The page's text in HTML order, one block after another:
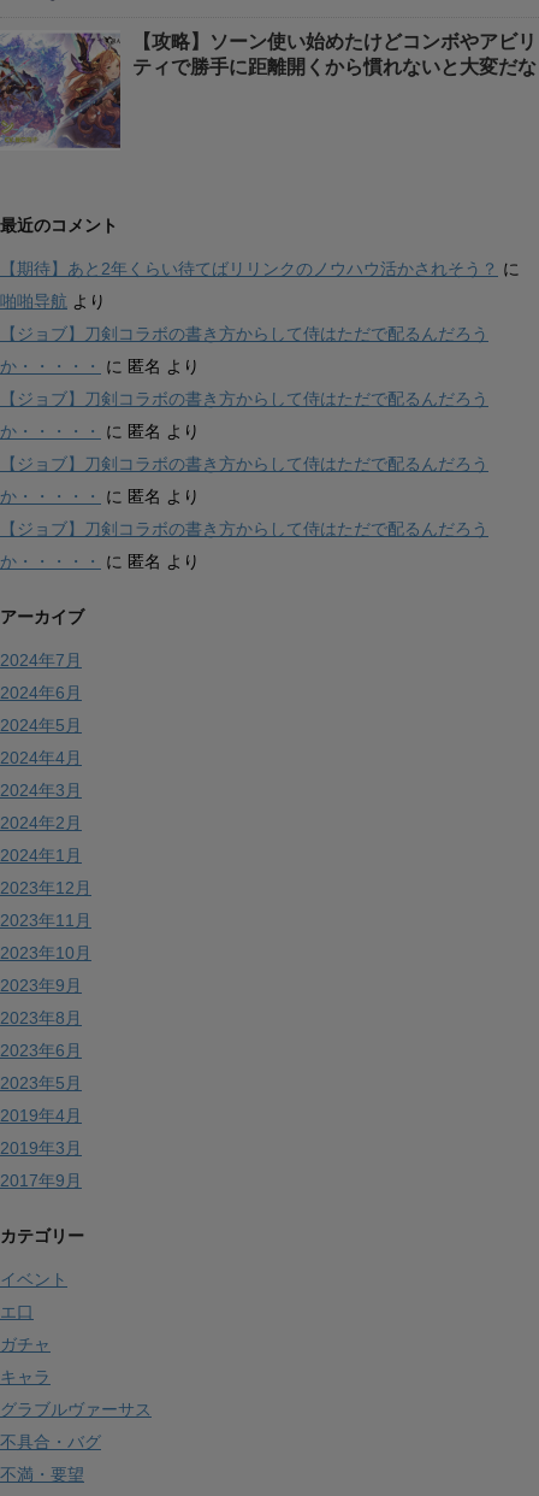
【攻略】ソーン使い始めたけどコンボやアビリ
ティで勝手に距離開くから慣れないと大変だな
最近のコメント
【期待】あと2年くらい待てばリリンクのノウハウ活かされそう？ に
啪啪导航 より
【ジョブ】刀剣コラボの書き方からして侍はただで配るんだろう
か・・・・・
に 匿名 より
【ジョブ】刀剣コラボの書き方からして侍はただで配るんだろう
か・・・・・
に 匿名 より
【ジョブ】刀剣コラボの書き方からして侍はただで配るんだろう
か・・・・・
に 匿名 より
【ジョブ】刀剣コラボの書き方からして侍はただで配るんだろう
か・・・・・
に 匿名 より
アーカイブ
2024年7月
2024年6月
2024年5月
2024年4月
2024年3月
2024年2月
2024年1月
2023年12月
2023年11月
2023年10月
2023年9月
2023年8月
2023年6月
2023年5月
2019年4月
2019年3月
2017年9月
カテゴリー
イベント
エ口
ガチャ
キャラ
グラブルヴァーサス
不具合・バグ
不満・要望